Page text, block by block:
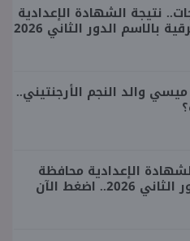
نتيجة الشهادة الإعدادية
بالاسم الدور الثاني 2026
والد النجم الأرجنتيني..
الإعدادية محافظة
اضغط الآن